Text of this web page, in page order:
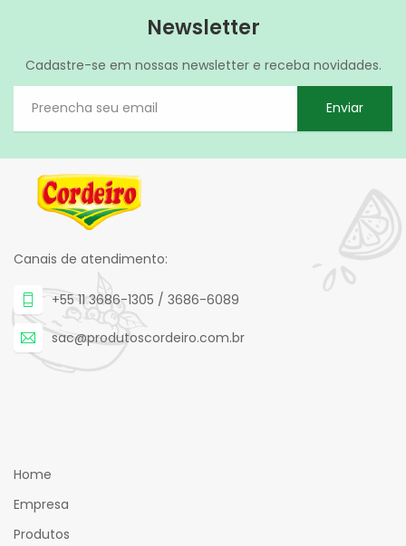
Newsletter
Cadastre-se em nossas newsletter e receba novidades.
Enviar
Canais de atendimento:
+55 11 3686-1305 / 3686-6089
sac@produtoscordeiro.com.br
Home
Empresa
Produtos